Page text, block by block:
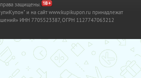
защищены.
и на сайт www.kupikupon.ru принадлежат
ИНН 7705523387, ОГРН 1127747063212